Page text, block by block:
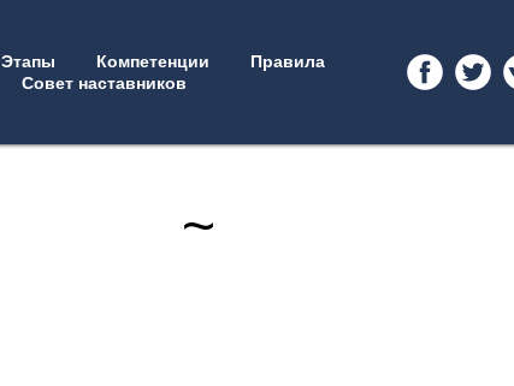
Этапы Компетенции
Правила
Совет наставников
~